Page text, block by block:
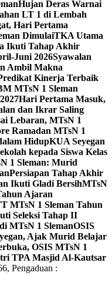
Hujan Deras Warnai
LT 1 di Lembah
Hari Pertama
DimulaiTKA Utama
Ikuti Tahap Akhir
Juni 2026Syawalan
Ambil Makna
Kinerja Terbaik
MTsN 1 Sleman
Hari Pertama Masuk,
dan Ikrar Saling
Lebaran, MTsN 1
Ramadan MTsN 1
HidupKUA Seyegan
kepada Siswa Kelas
1 Sleman: Murid
Persiapan Tahap Akhir
Ikuti Gladi BersihMTsN
Ajaran
MTsN 1 Sleman Tahun
Seleksi Tahap II
MTsN 1 SlemanOSIS
Ajak Murid Belajar
OSIS MTsN 1
TPA Masjid Al-Kautsar
Pengaduan :